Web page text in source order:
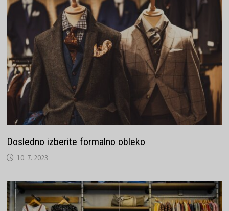
Dosledno izberite formalno obleko
10. 7. 2023